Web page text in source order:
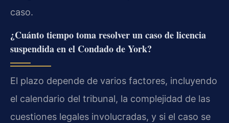
caso.
¿Cuánto tiempo toma resolver un caso de licencia
suspendida en el Condado de York?
El plazo depende de varios factores, incluyendo
el calendario del tribunal, la complejidad de las
cuestiones legales involucradas, y si el caso se